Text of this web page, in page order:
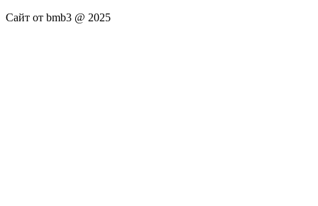
Сайт от bmb3 @ 2025